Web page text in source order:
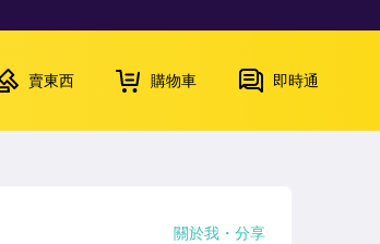
賣東西 購物車 即時通
關於我 分享